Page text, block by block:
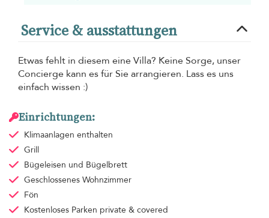
Service & ausstattungen
Etwas fehlt in diesem eine Villa? Keine Sorge, unser
Concierge kann es für Sie arrangieren. Lass es uns
einfach wissen :)
Einrichtungen:
Klimaanlagen enthalten
Grill
Bügeleisen und Bügelbrett
Geschlossenes Wohnzimmer
Fön
Kostenloses Parken private & covered